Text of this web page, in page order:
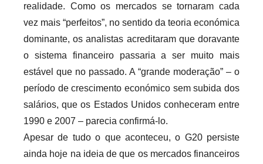
realidade. Como os mercados se tornaram cada
vez mais “perfeitos”, no sentido da teoria económica
dominante, os analistas acreditaram que doravante
o sistema financeiro passaria a ser muito mais
estável que no passado. A “grande moderação” – o
período de crescimento económico sem subida dos
salários, que os Estados Unidos conheceram entre
1990 e 2007 – parecia confirmá-lo.
Apesar de tudo o que aconteceu, o G20 persiste
ainda hoje na ideia de que os mercados financeiros